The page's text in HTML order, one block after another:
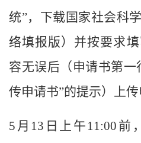
统”，下载国家社会科
络填报版）并按要求
容无误后（申请书第一
传申请书”的提示）上传
5月13日上午11:00前